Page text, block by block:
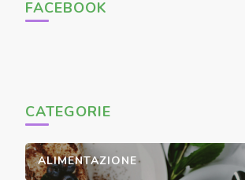
FACEBOOK
CATEGORIE
ALIMENTAZIONE